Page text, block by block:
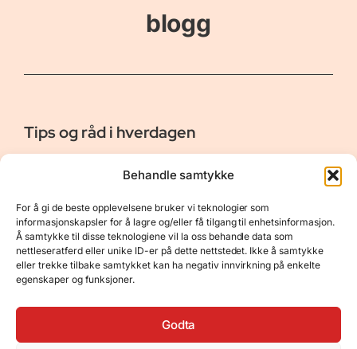
Behandle samtykke
For å gi de beste opplevelsene bruker vi teknologier som
informasjonskapsler for å lagre og/eller få tilgang til enhetsinformasjon.
Å samtykke til disse teknologiene vil la oss behandle data som
nettleseratferd eller unike ID-er på dette nettstedet. Ikke å samtykke
eller trekke tilbake samtykket kan ha negativ innvirkning på enkelte
egenskaper og funksjoner.
Godta
blogg
Tips og råd i hverdagen
Er vår bloggside hvor vi ønsker å dele våre opplevelser og
gi deg råd og tips innen reiser, hotell - og restauranter,
naturopplevelser, personlig pleie, data, film og bøker m.m.
Nyttige Linker
Om oss
Kontakt
Resurser
Personvernerklæring
Opphavsrett